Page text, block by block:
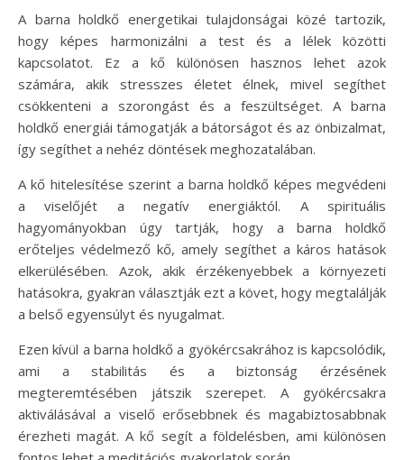
A barna holdkő energetikai tulajdonságai közé tartozik,
hogy képes harmonizálni a test és a lélek közötti
kapcsolatot. Ez a kő különösen hasznos lehet azok
számára, akik stresszes életet élnek, mivel segíthet
csökkenteni a szorongást és a feszültséget. A barna
holdkő energiái támogatják a bátorságot és az önbizalmat,
így segíthet a nehéz döntések meghozatalában.
A kő hitelesítése szerint a barna holdkő képes megvédeni
a viselőjét a negatív energiáktól. A spirituális
hagyományokban úgy tartják, hogy a barna holdkő
erőteljes védelmező kő, amely segíthet a káros hatások
elkerülésében. Azok, akik érzékenyebbek a környezeti
hatásokra, gyakran választják ezt a követ, hogy megtalálják
a belső egyensúlyt és nyugalmat.
Ezen kívül a barna holdkő a gyökércsakrához is kapcsolódik,
ami a stabilitás és a biztonság érzésének
megteremtésében játszik szerepet. A gyökércsakra
aktiválásával a viselő erősebbnek és magabiztosabbnak
érezheti magát. A kő segít a földelésben, ami különösen